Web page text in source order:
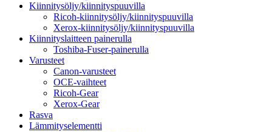
Kiinnitysöljy/kiinnityspuuvilla
Ricoh-kiinnitysöljy/kiinnityspuuvilla
Xerox-kiinnitysöljy/kiinnityspuuvilla
Kiinnityslaitteen painerulla
Toshiba-Fuser-painerulla
Varusteet
Canon-varusteet
OCE-vaihteet
Ricoh-Gear
Xerox-Gear
Rasva
Lämmityselementti